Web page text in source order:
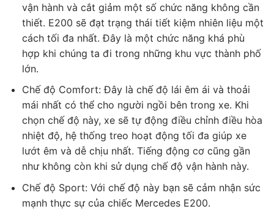
vận hành và cắt giảm một số chức năng không cần
thiết. E200 sẽ đạt trạng thái tiết kiệm nhiên liệu một
cách tối đa nhất. Đây là một chức năng khá phù
hợp khi chúng ta đi trong những khu vực thành phố
lớn.
Chế độ Comfort: Đây là chế độ lái êm ái và thoải
mái nhất có thể cho người ngồi bên trong xe. Khi
chọn chế độ này, xe sẽ tự động điều chỉnh điều hòa
nhiệt độ, hệ thống treo hoạt động tối đa giúp xe
lướt êm và dễ chịu nhất. Tiếng động cơ cũng gần
như không còn khi sử dụng chế độ vận hành này.
Chế độ Sport: Với chế độ này bạn sẽ cảm nhận sức
mạnh thực sự của chiếc Mercedes E200.